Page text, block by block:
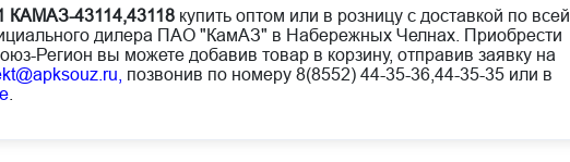
КАМАЗ-43114,43118 купить оптом или в розницу с доставкой по всей
дилера ПАО "КамАЗ" в Набережных Челнах. Приобрести
Регион вы можете добавив товар в корзину, отправив заявку на
позвонив по номеру 8(8552) 44-35-36,44-35-35 или в